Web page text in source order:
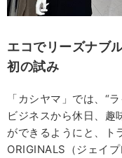
エコでリーズナブ
初の試み
「カシヤマ」では、“
ビジネスから休日、趣
ができるようにと、ト
ORIGINALS（ジェイ